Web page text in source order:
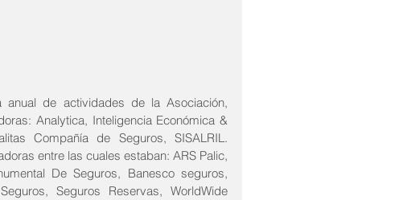
de actividades de la Asociación,
Analytica, Inteligencia Económica &
Compañía de Seguros, SISALRIL.
entre las cuales estaban: ARS Palic,
De Seguros, Banesco seguros,
Seguros Reservas, WorldWide